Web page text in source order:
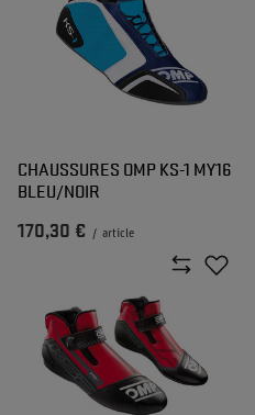
CHAUSSURES OMP KS-1 MY16
BLEU/NOIR
170,30 € / article